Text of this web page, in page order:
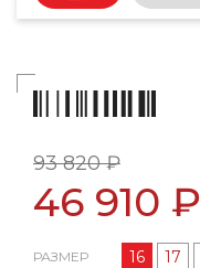
93 820 ₽
46 910 ₽
РАЗМЕР 16 17